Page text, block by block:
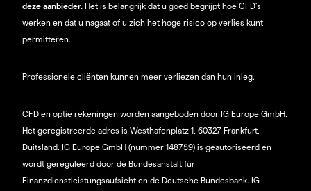
deze aanbieder. Het is belangrijk dat u goed begrijpt hoe CFD's
werken en dat u nagaat of u zich het hoge risico op verlies kunt
permitteren.
Professionele cliënten kunnen meer verliezen dan hun inleg.
CFD en optie rekeningen worden aangeboden door IG Europe GmbH.
Het geregistreerde adres is Westhafenplatz 1, 60327 Frankfurt,
Duitsland. IG Europe GmbH (nummer 148759) is geautoriseerd en
wordt gereguleerd door de Bundesanstalt für
Finanzdienstleistungsaufsicht en de Deutsche Bundesbank. IG